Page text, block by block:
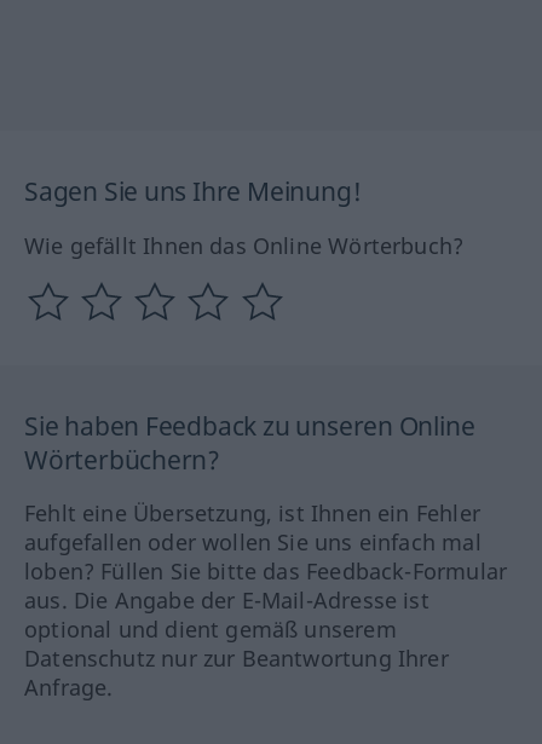
Sagen Sie uns Ihre Meinung!
Wie gefällt Ihnen das Online Wörterbuch?
Sie haben Feedback zu unseren Online
Wörterbüchern?
Fehlt eine Übersetzung, ist Ihnen ein Fehler
aufgefallen oder wollen Sie uns einfach mal
loben? Füllen Sie bitte das Feedback-Formular
aus. Die Angabe der E-Mail-Adresse ist
optional und dient gemäß unserem
Datenschutz nur zur Beantwortung Ihrer
Anfrage.